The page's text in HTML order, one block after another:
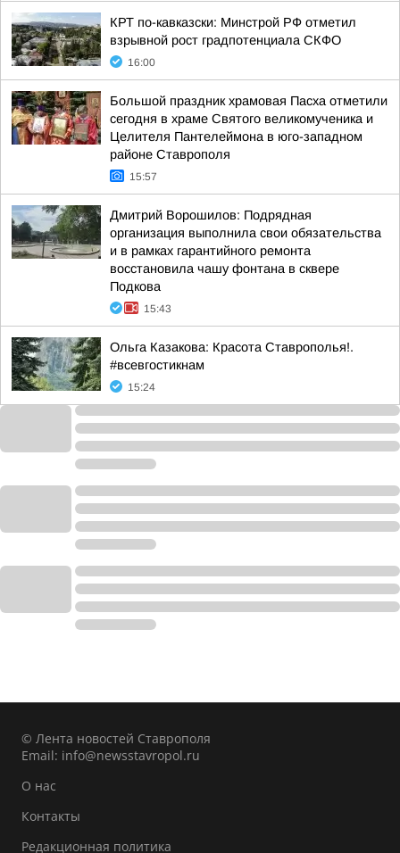
КРТ по-кавказски: Минстрой РФ отметил
взрывной рост градпотенциала СКФО
16:00
Большой праздник храмовая Пасха отметили
сегодня в храме Святого великомученика и
Целителя Пантелеймона в юго-западном
районе Ставрополя
15:57
Дмитрий Ворошилов: Подрядная
организация выполнила свои обязательства
и в рамках гарантийного ремонта
восстановила чашу фонтана в сквере
Подкова
15:43
Ольга Казакова: Красота Ставрополья!.
#всевгостикнам
15:24
© Лента новостей Ставрополя
Email: info@newsstavropol.ru
О нас
Контакты
Редакционная политика